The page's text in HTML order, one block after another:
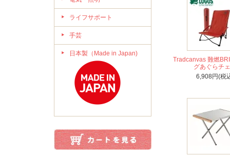
ライフサポート
手芸
日本製（Made in Japan)
Tradcanvas 難燃
グあぐらチ
6,908円(税